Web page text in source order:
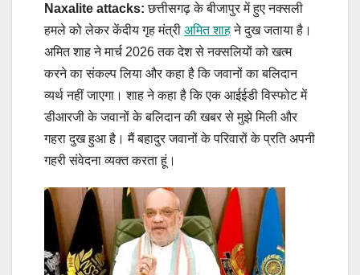
Naxalite attacks: छत्तीसगढ़ के बीजापुर में हुए नक्सली
हमले को लेकर केंदीय गृह मंत्री अमित शाहने दुख जताया है।
अमित शाह ने मार्च 2026 तक देश से नक्सलियों को खत्म
करने का संकल्प लिया और कहा है कि जवानों का बलिदान
व्यर्थ नहीं जाएगा। शाह ने कहा है कि एक आईईडी विस्फोट में
डीआरजी के जवानों के बलिदान की खबर से मुझे मिली और
गहरा दुख हुआ है। मैं बहादुर जवानों के परिवारों के प्रति अपनी
गहरी संवेदना व्यक्त करता हूं।